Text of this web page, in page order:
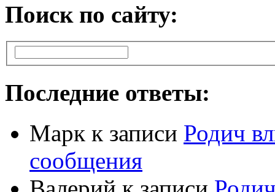
Поиск по сайту:
Последние ответы:
Марк к записи Родич
сообщения